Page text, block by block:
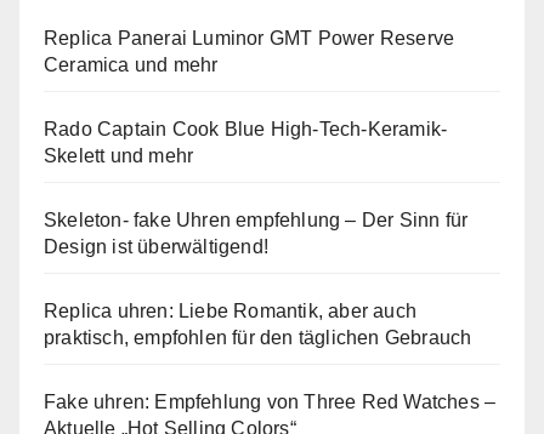
Replica Panerai Luminor GMT Power Reserve
Ceramica und mehr
Rado Captain Cook Blue High-Tech-Keramik-
Skelett und mehr
Skeleton- fake Uhren empfehlung – Der Sinn für
Design ist überwältigend!
Replica uhren: Liebe Romantik, aber auch
praktisch, empfohlen für den täglichen Gebrauch
Fake uhren: Empfehlung von Three Red Watches –
Aktuelle „Hot Selling Colors“